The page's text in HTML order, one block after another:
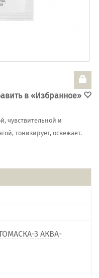
в «Избранное»
чувствительной и
тонизирует, освежает.
3 АКВА-